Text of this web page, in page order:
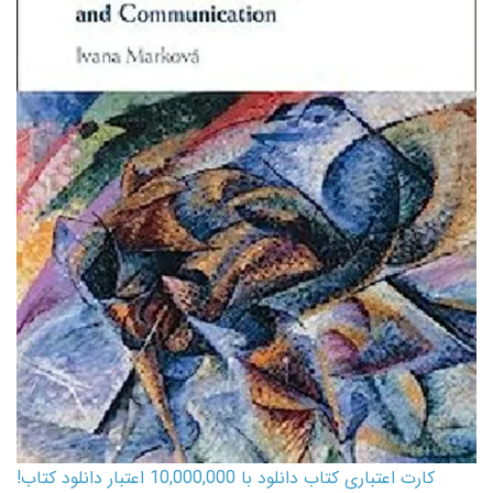
کارت اعتباری کتاب دانلود با 10,000,000 اعتبار دانلود کتاب!